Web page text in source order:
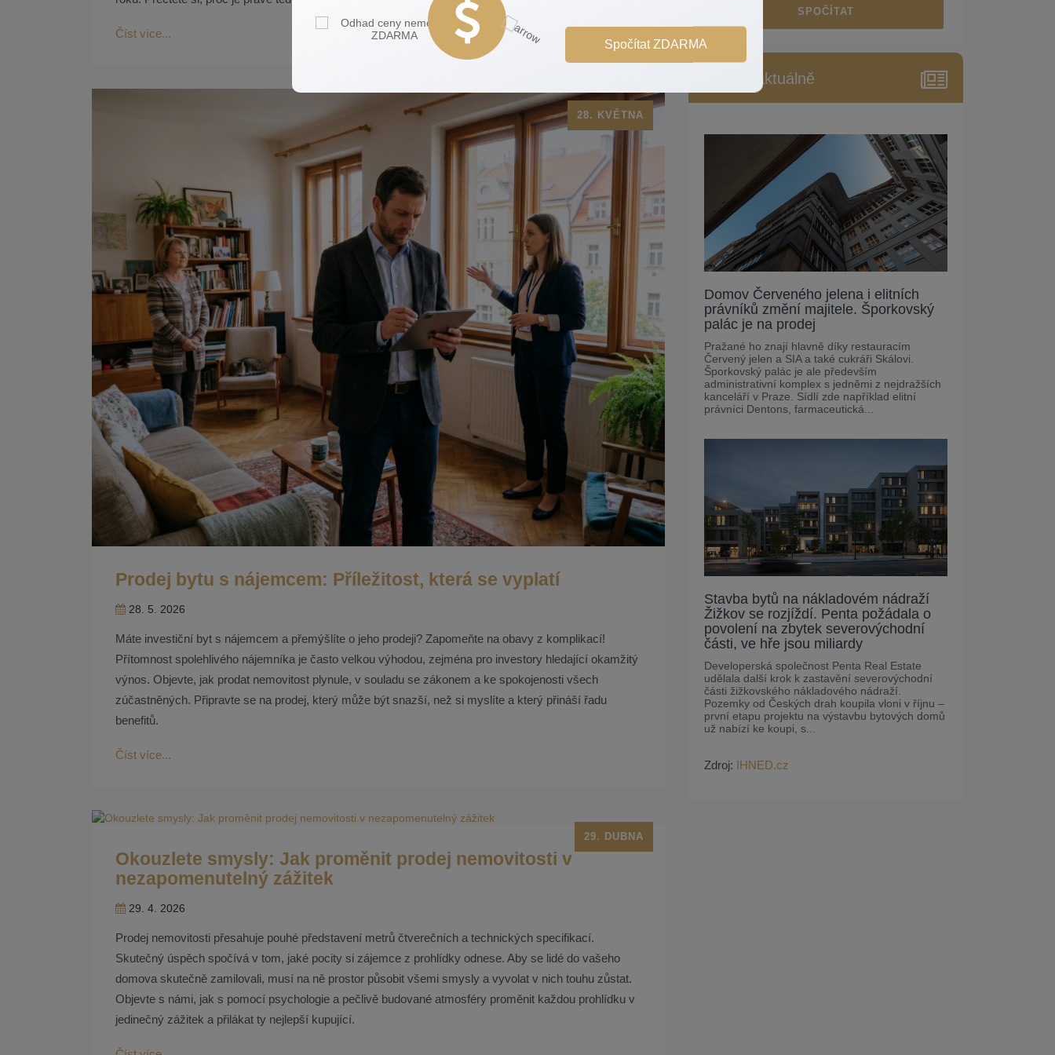
Číst více...
28. KVĚTNA
Prodej bytu s nájemcem: Příležitost, která se vyplatí
28. 5. 2026
Máte investiční byt s nájemcem a přemýšlíte o jeho prodeji? Zapomeňte na obavy z komplikací!
Přítomnost spolehlivého nájemníka je často velkou výhodou, zejména pro investory hledající okamžitý
výnos. Objevte, jak prodat nemovitost plynule, v souladu se zákonem a ke spokojenosti všech
zúčastněných. Připravte se na prodej, který může být snazší, než si myslíte a který přináší řadu
benefitů.
Číst více...
29. DUBNA
Okouzlete smysly: Jak proměnit prodej nemovitosti v
nezapomenutelný zážitek
29. 4. 2026
Prodej nemovitosti přesahuje pouhé představení metrů čtverečních a technických specifikací.
Skutečný úspěch spočívá v tom, jaké pocity si zájemce z prohlídky odnese. Aby se lidé do vašeho
domova skutečně zamilovali, musí na ně prostor působit všemi smysly a vyvolat v nich touhu zůstat.
Objevte s námi, jak s pomocí psychologie a pečlivě budované atmosféry proměnit každou prohlídku v
jedinečný zážitek a přilákat ty nejlepší kupující.
SPOČÍTAT
Reality aktuálně
Domov Červeného jelena i elitních
právníků změní majitele. Šporkovský
palác je na prodej
Pražané ho znají hlavně díky restauracím
Červený jelen a SIA a také cukráři Skálovi.
Šporkovský palác je ale především
administrativní komplex s jedněmi z nejdražších
kanceláří v Praze. Sídlí zde například elitní
právníci Dentons, farmaceutická...
Stavba bytů na nákladovém nádraží
Žižkov se rozjíždí. Penta požádala o
povolení na zbytek severovýchodní
části, ve hře jsou miliardy
Developerská společnost Penta Real Estate
udělala další krok k zastavění severovýchodní
části žižkovského nákladového nádraží.
Pozemky od Českých drah koupila vloni v říjnu –
první etapu projektu na výstavbu bytových domů
už nabízí ke koupi, s...
Zdroj: IHNED.cz
Spočítat ZDARMA